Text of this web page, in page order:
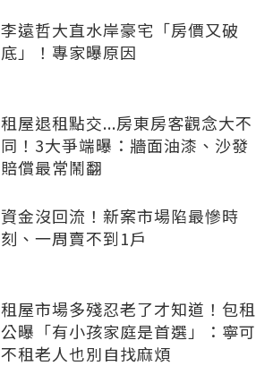
李遠哲大直水岸豪宅「房價又破
底」！專家曝原因
租屋退租點交...房東房客觀念大不
同！3大爭端曝：牆面油漆、沙發
賠償最常鬧翻
資金沒回流！新案市場陷最慘時
刻、一周賣不到1戶
租屋市場多殘忍老了才知道！包租
公曝「有小孩家庭是首選」：寧可
不租老人也別自找麻煩